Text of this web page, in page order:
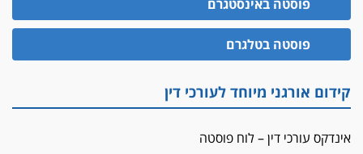
עו"ד גיל פרידמן והרפתקאות אופנוע השטח שלו
הזכות לטנף
זוכה עורך-דין שהשווה את ברק לסינוואר ואת
מאסר לעורך הדין
פיקטיביות בשם פלסטינים
פוסטה באינסטגרם
פוסטה בטלגרם
קידום אורגני מיוחד לעורכי דין
אינדקס עורכי דין – לוח פוסטה